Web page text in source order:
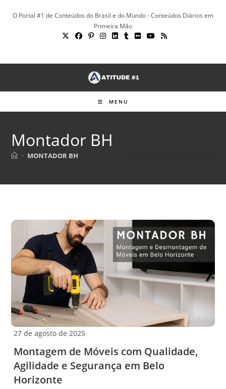
paraO Portal #1 de Conteúdos do Brasil e do Mundo - Conteúdos Diários em
Primeira Mão
MENU
Montador BH
> MONTADOR BH
27 de agosto de 2025
Montagem de Móveis com Qualidade,
Agilidade e Segurança em Belo
Horizonte